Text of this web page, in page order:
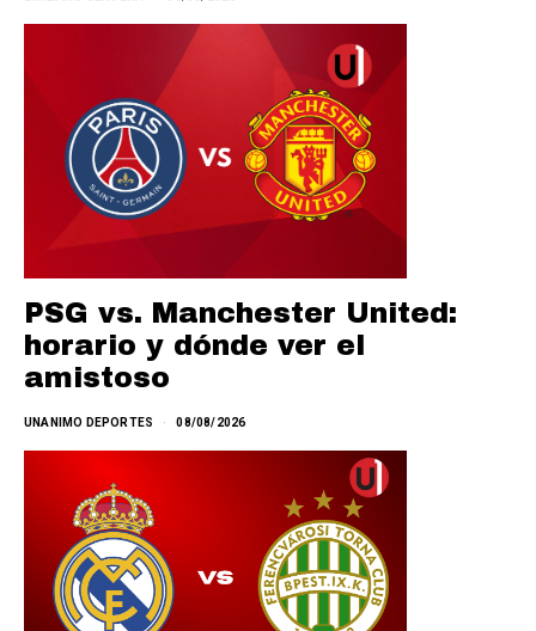
PSG vs. Manchester United:
horario y dónde ver el
amistoso
UNANIMO DEPORTES 08/08/2026